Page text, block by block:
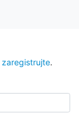
zaregistrujte.